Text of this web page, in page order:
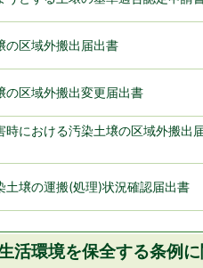
の区域外搬出届出書
の区域外搬出変更届出書
時における汚染土壌の区域外搬出
土壌の運搬(処理)状況確認届出書
活環境を保全する条例